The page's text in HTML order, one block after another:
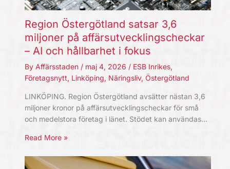
Region Östergötland satsar 3,6
miljoner på affärsutvecklingscheckar
– AI och hållbarhet i fokus
By Affärsstaden / maj 4, 2026 / ESB Inrikes,
Företagsnytt, Linköping, Näringsliv, Östergötland
LINKÖPING. Region Östergötland avsätter nästan 3,6
miljoner kronor på affärsutvecklingscheckar för små
och medelstora företag i länet. Stödet kan användas…
Read More »